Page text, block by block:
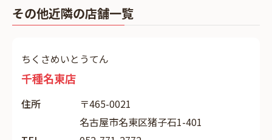
その他近隣の店舗一覧
ちくさめいとうてん
千種名東店
住所
〒465-0021
名古屋市名東区猪子石1-401